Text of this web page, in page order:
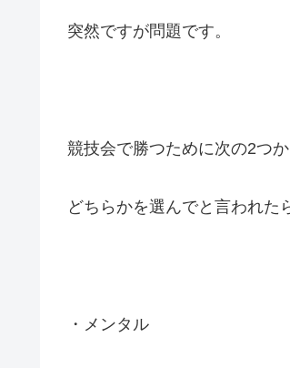
突然ですが問題です。
競技会で勝つために次の2つか
どちらかを選んでと言われた
・メンタル